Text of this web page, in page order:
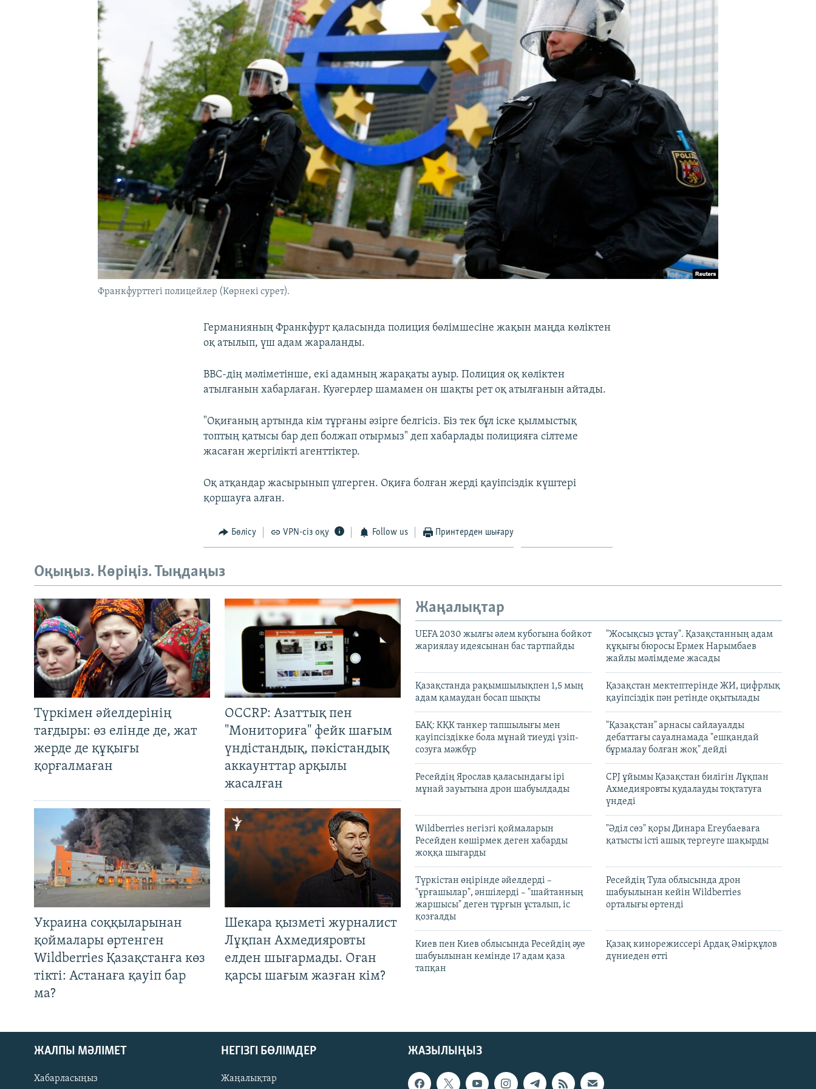
Франкфурттегі полицейлер (Көрнекі сурет).
Германияның Франкфурт қаласында полиция бөлімшесіне жақын маңда көліктен
оқ атылып, үш адам жараланды.
BBC-дің мәліметінше, екі адамның жарақаты ауыр. Полиция оқ көліктен
атылғанын хабарлаған. Куәгерлер шамамен он шақты рет оқ атылғанын айтады.
"Оқиғаның артында кім тұрғаны әзірге белгісіз. Біз тек бұл іске қылмыстық
топтың қатысы бар деп болжап отырмыз" деп хабарлады полицияға сілтеме
жасаған жергілікті агенттіктер.
Оқ атқандар жасырынып үлгерген. Оқиға болған жерді қауіпсіздік күштері
қоршауға алған.
Бөлісу VPN-сіз оқу Follow us Принтерден шығару
Оқыңыз. Көріңіз. Тыңдаңыз
Түркімен әйелдерінің
тағдыры: өз елінде де, жат
жерде де құқығы
қорғалмаған
OCCRP: Азаттық пен
"Мониториға" фейк шағым
үндістандық, пәкістандық
аккаунттар арқылы
жасалған
Украина соққыларынан
қоймалары өртенген
Wildberries Қазақстанға көз
тікті: Астанаға қауіп бар
ма?
Шекара қызметі журналист
Лұқпан Ахмедияровты
елден шығармады. Оған
қарсы шағым жазған кім?
Жаңалықтар
UEFA 2030 жылғы әлем кубогына бойкот
жариялау идеясынан бас тартпайды
"Жосықсыз ұстау". Қазақстанның адам
құқығы бюросы Ермек Нарымбаев
жайлы мәлімдеме жасады
Қазақстанда рақымшылықпен 1,5 мың
адам қамаудан босап шықты
Қазақстан мектептерінде ЖИ, цифрлық
қауіпсіздік пән ретінде оқытылады
БАҚ: КҚК танкер тапшылығы мен
қауіпсіздікке бола мұнай тиеуді үзіп-
созуға мәжбүр
"Қазақстан" арнасы сайлауалды
дебаттағы сауалнамада "ешқандай
бұрмалау болған жоқ" дейді
Ресейдің Ярослав қаласындағы ірі
мұнай зауытына дрон шабуылдады
CPJ ұйымы Қазақстан билігін Лұқпан
Ахмедияровты қудалауды тоқтатуға
үндеді
Wildberries негізгі қоймаларын
Ресейден көшірмек деген хабарды
жоққа шығарды
"Әділ сөз" қоры Динара Егеубаеваға
қатысты істі ашық тергеуге шақырды
Түркістан өңірінде әйелдерді –
"ұрғашылар", әншілерді – "шайтанның
жаршысы" деген тұрғын ұсталып, іс
қозғалды
Ресейдің Тула облысында дрон
шабуылынан кейін Wildberries
орталығы өртенді
Киев пен Киев облысында Ресейдің әуе
шабуылынан кемінде 17 адам қаза
тапқан
Қазақ кинорежиссері Ардақ Әмірқұлов
дүниеден өтті
ЖАЗЫЛЫҢЫЗ
ЖАЛПЫ МӘЛІМЕТ
Хабарласыңыз
НЕГІЗГІ БӨЛІМДЕР
Жаңалықтар